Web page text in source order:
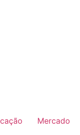
Mercado